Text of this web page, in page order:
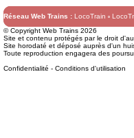
Réseau Web Trains : LocoTrain
© Copyright Web Trains 2026
Site et contenu protégés par le droit
Site horodaté et déposé auprès d'un
Toute reproduction engagera des
Confidentialité - Conditions d'utilisation